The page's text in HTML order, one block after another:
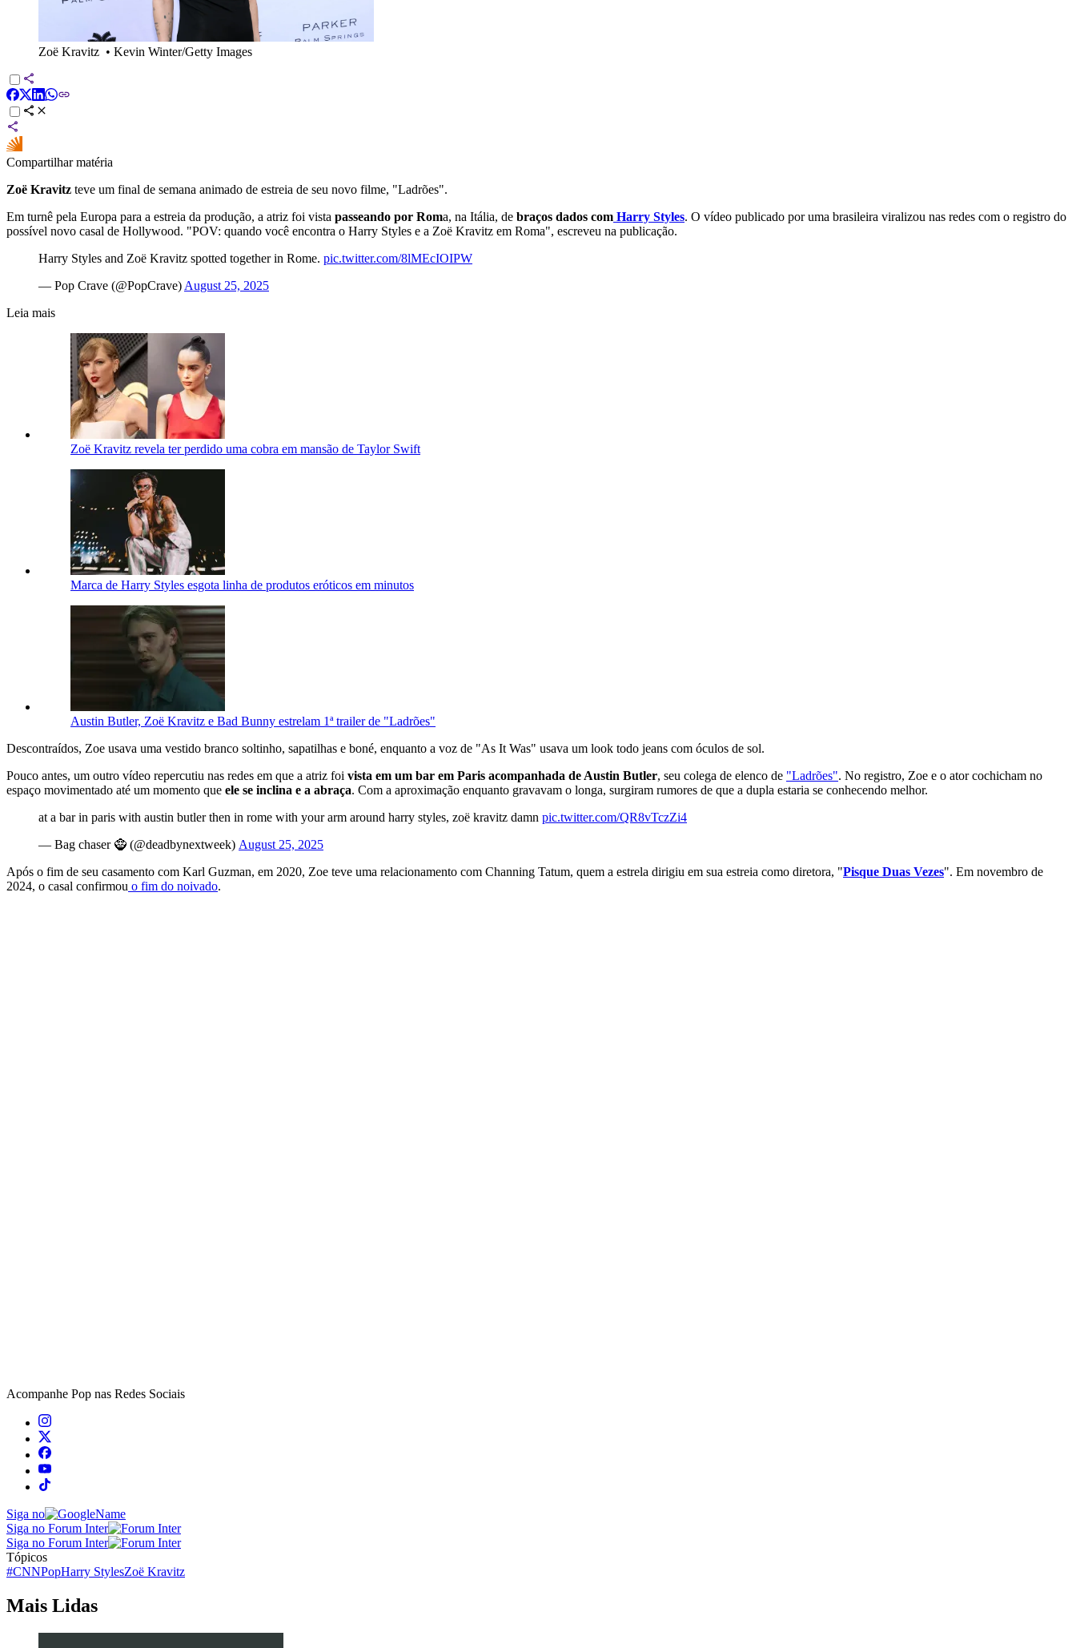
Zoë Kravitz • Kevin Winter/Getty Images
Compartilhar matéria
Zoë Kravitz teve um final de semana animado de estreia de seu novo filme, "Ladrões".
Em turnê pela Europa para a estreia da produção, a atriz foi vista passeando por Roma, na Itália, de braços dados com Harry Styles. O vídeo publicado por uma brasileira viralizou nas redes com o registro do
possível novo casal de Hollywood. "POV: quando você encontra o Harry Styles e a Zoë Kravitz em Roma", escreveu na publicação.
Harry Styles and Zoë Kravitz spotted together in Rome. pic.twitter.com/8lMEcIOIPW
— Pop Crave (@PopCrave) August 25, 2025
Leia mais
Zoë Kravitz revela ter perdido uma cobra em mansão de Taylor Swift
Marca de Harry Styles esgota linha de produtos eróticos em minutos
Austin Butler, Zoë Kravitz e Bad Bunny estrelam 1ª trailer de "Ladrões"
Descontraídos, Zoe usava uma vestido branco soltinho, sapatilhas e boné, enquanto a voz de "As It Was" usava um look todo jeans com óculos de sol.
Pouco antes, um outro vídeo repercutiu nas redes em que a atriz foi vista em um bar em Paris acompanhada de Austin Butler, seu colega de elenco de "Ladrões". No registro, Zoe e o ator cochicham no
espaço movimentado até um momento que ele se inclina e a abraça. Com a aproximação enquanto gravavam o longa, surgiram rumores de que a dupla estaria se conhecendo melhor.
at a bar in paris with austin butler then in rome with your arm around harry styles, zoë kravitz damn pic.twitter.com/QR8vTczZi4
— Bag chaser 🧌 (@deadbynextweek) August 25, 2025
Após o fim de seu casamento com Karl Guzman, em 2020, Zoe teve uma relacionamento com Channing Tatum, quem a estrela dirigiu em sua estreia como diretora, "Pisque Duas Vezes". Em novembro de
2024, o casal confirmou o fim do noivado.
Acompanhe Pop nas Redes Sociais
Siga no
Siga no Forum Inter
Siga no Forum Inter
Tópicos
#CNNPopHarry StylesZoë Kravitz
Mais Lidas